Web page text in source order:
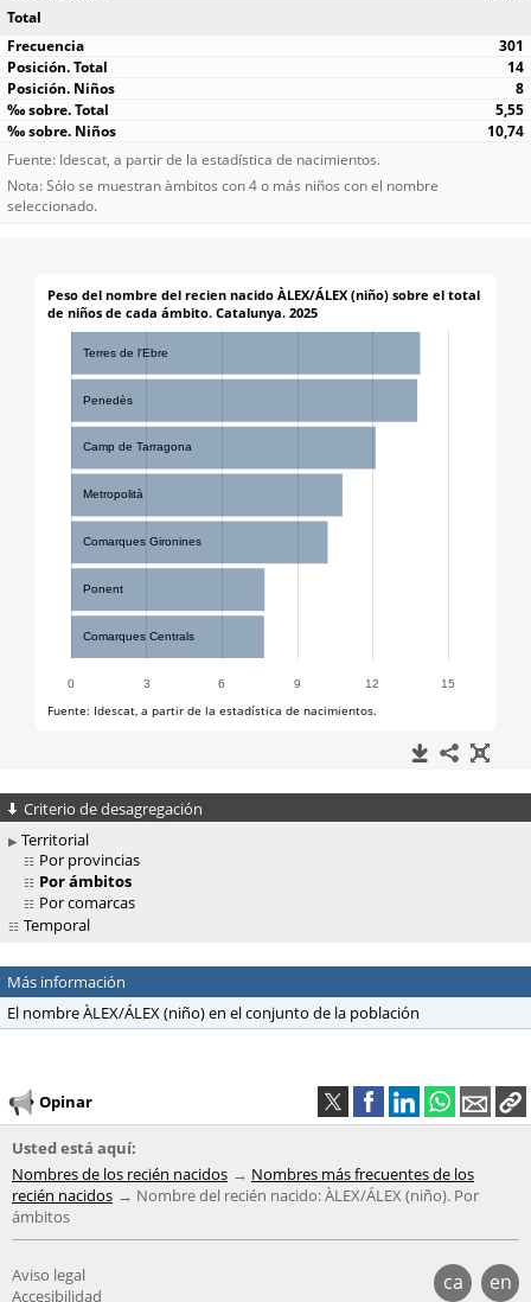
Total
301
14
8
5,55
10,74
Fuente: Idescat, a partir de la estadística de nacimientos.
Nota: Sólo se muestran àmbitos con 4 o más niños con el nombre
seleccionado.
Criterio de desagregación
Territorial
Por provincias
Por ámbitos
Por comarcas
Temporal
Más información
El nombre ÀLEX/ÁLEX (niño) en el conjunto de la población
Opinar
Usted está aquí:
Nombres de los recién nacidos
Nombres más frecuentes de los
recién nacidos
Nombre del recién nacido: ÀLEX/ÁLEX (niño). Por
ámbitos
ca en
Aviso legal
Accesibilidad